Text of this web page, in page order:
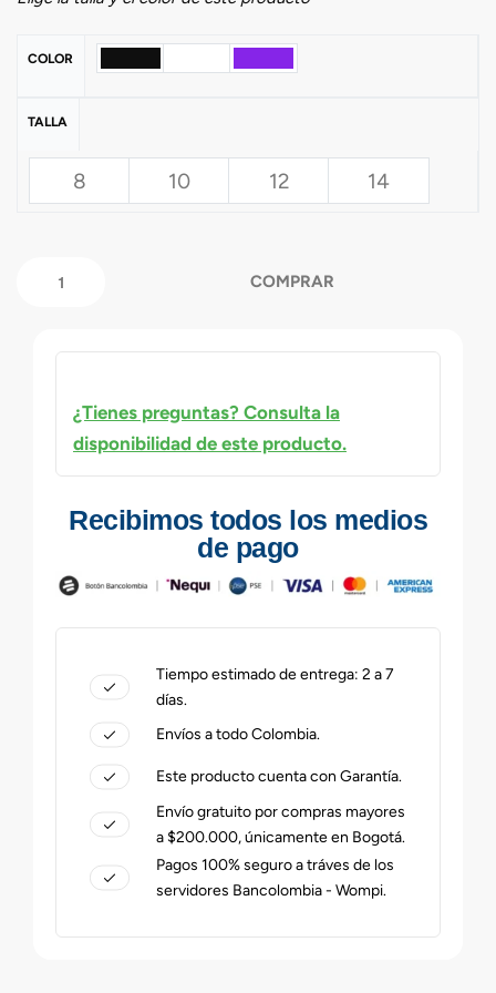
COLOR
TALLA
8 10 12 14
COMPRAR
¿Tienes preguntas? Consulta la
disponibilidad de este producto.
Recibimos todos los medios
de pago
Tiempo estimado de entrega: 2 a 7
días.
Envíos a todo Colombia.
Este producto cuenta con Garantía.
Envío gratuito por compras mayores
a $200.000, únicamente en Bogotá.
Pagos 100% seguro a tráves de los
servidores Bancolombia - Wompi.